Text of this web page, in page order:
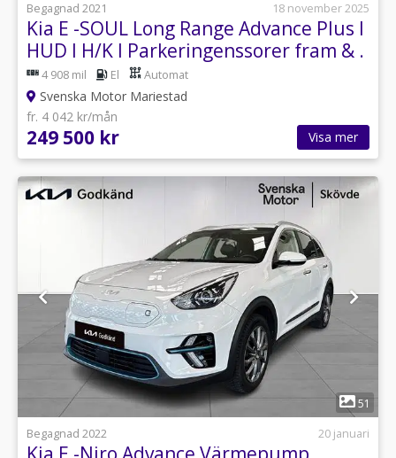
Begagnad 2021
18 november 2025
Kia E -SOUL Long Range Advance Plus I
HUD I H/K I Parkeringenssorer fram & .
4 908 mil El Automat
Svenska Motor Mariestad
fr. 4 042 kr/mån
249 500 kr Visa mer
1
51
Begagnad 2022
20 januari